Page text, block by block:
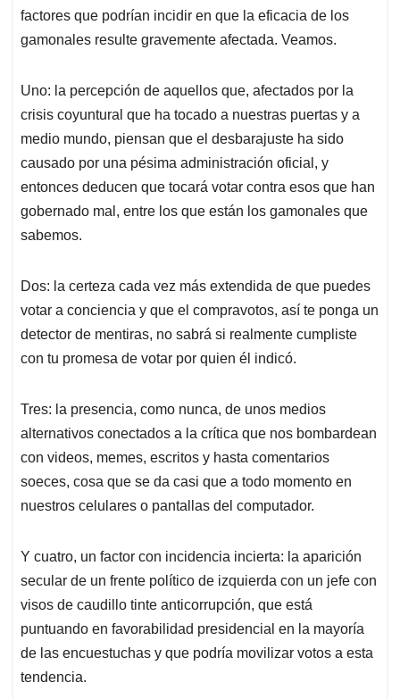
factores que podrían incidir en que la eficacia de los
gamonales resulte gravemente afectada. Veamos.
Uno: la percepción de aquellos que, afectados por la
crisis coyuntural que ha tocado a nuestras puertas y a
medio mundo, piensan que el desbarajuste ha sido
causado por una pésima administración oficial, y
entonces deducen que tocará votar contra esos que han
gobernado mal, entre los que están los gamonales que
sabemos.
Dos: la certeza cada vez más extendida de que puedes
votar a conciencia y que el compravotos, así te ponga un
detector de mentiras, no sabrá si realmente cumpliste
con tu promesa de votar por quien él indicó.
Tres: la presencia, como nunca, de unos medios
alternativos conectados a la crítica que nos bombardean
con videos, memes, escritos y hasta comentarios
soeces, cosa que se da casi que a todo momento en
nuestros celulares o pantallas del computador.
Y cuatro, un factor con incidencia incierta: la aparición
secular de un frente político de izquierda con un jefe con
visos de caudillo tinte anticorrupción, que está
puntuando en favorabilidad presidencial en la mayoría
de las encuestuchas y que podría movilizar votos a esta
tendencia.